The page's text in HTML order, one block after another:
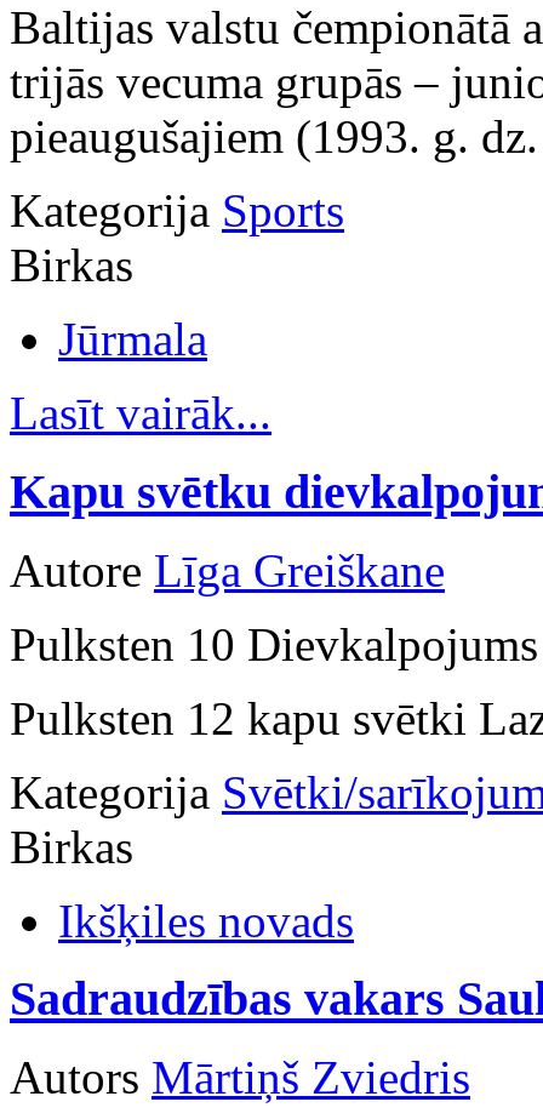
Baltijas valstu čempionātā
trijās vecuma grupās –
pieaugušajiem (1993. g.
Kategorija Sports
Birkas
Jūrmala
Lasīt vairāk...
Kapu svētku
Autore Līga Greiškane
Pulksten 10
Pulksten 12 kapu svētki
Kategorija Svētki/
Birkas
Ikšķiles novads
Sadraudzības vakars
Autors Mārtiņš Zviedris